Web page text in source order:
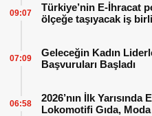
Türkiye’nin E-İhracat
ölçeğe taşıyacak iş
09:07
Geleceğin Kadın
Başvuruları Başladı
07:09
2026’nın İlk
Lokomotifi Gıda,
06:58